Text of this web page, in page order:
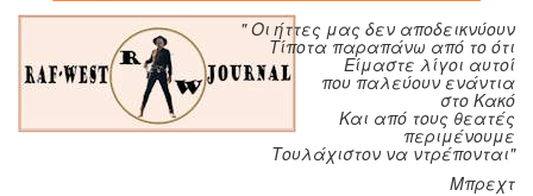
" Οι ήττες μας δεν αποδεικνύουν
Τίποτα παραπάνω από το ότι
Είμαστε λίγοι αυτοί
που παλεύουν ενάντια
στο Κακό
Και από τους θεατές
περιμένουμε
Τουλάχιστον να ντρέπονται"
Μπρεχτ